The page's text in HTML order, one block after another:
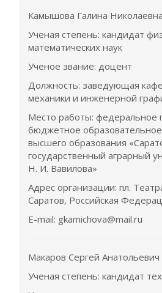
Камышова Галина Николаевна
Ученая степень: кандидат
математических наук
Ученое звание: доцент
Должность: заведующая
механики и инженерной
Место работы: федеральное
бюджетное
высшего образования
государственный аграрный
Н. И. Вавилова»
Адрес организации: пл.
Саратов, Российская
E-mail: gkamichova@mail.ru
Макаров Сергей Анатольевич
Ученая степень: кандидат